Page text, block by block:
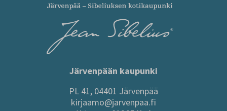
Järvenpään kaupunki
PL 41, 04401 Järvenpää
kirjaamo@jarvenpaa.fi